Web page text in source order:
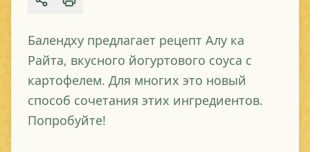
Share
Балендху предлагает рецепт Алу ка
Райта, вкусного йогуртового соуса с
картофелем. Для многих это новый
способ сочетания этих ингредиентов.
Попробуйте!